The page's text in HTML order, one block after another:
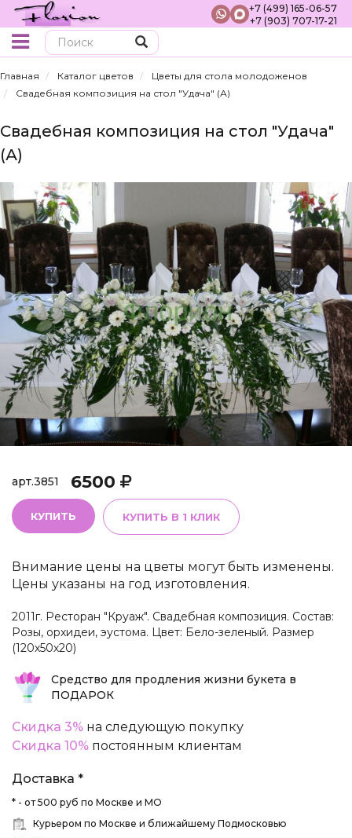
+7 (499) 165-06-57
+7 (903) 707-17-21
Главная Каталог цветов
Цветы для стола молодоженов
Свадебная композиция на стол "Удача" (А)
Свадебная композиция на стол "Удача"
(А)
арт.3851 6500
КУПИТЬ КУПИТЬ В 1 КЛИК
Внимание цены на цветы могут быть изменены.
Цены указаны на год изготовления.
2011г. Ресторан "Круаж". Свадебная композиция. Состав:
Розы, орхидеи, эустома. Цвет: Бело-зеленый. Размер
(120х50х20)
Средство для продления жизни букета в
ПОДАРОК
Скидка 3% на следующую покупку
Скидка 10% постоянным клиентам
Доставка *
* - от 500 руб по Москве и МО
Курьером по Москве и ближайшему Подмосковью